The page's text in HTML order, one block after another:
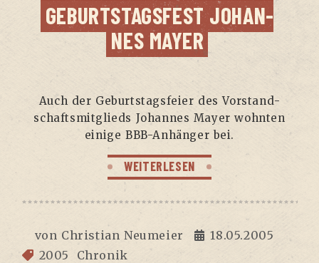
GEBURTS­TAGS­FEST JOHAN­
NES MAYER
Auch der Geburts­tags­fei­er des Vor­stand­
schafts­mit­glieds Johan­nes May­er wohn­ten
eini­ge BBB-Anhän­ger bei.
WEITERLESEN
von Christian Neumeier
18.05.2005
2005
Chronik